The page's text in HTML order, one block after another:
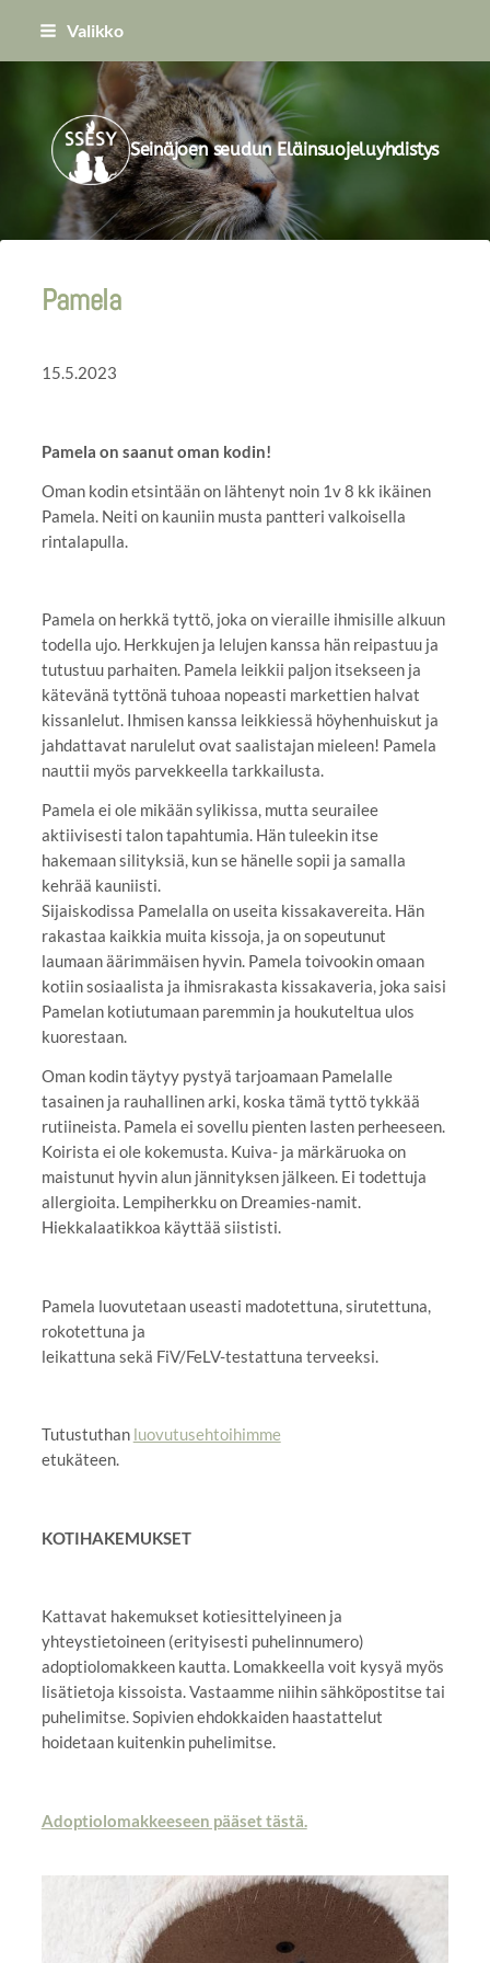
Siirry
Valikko
Seinäjoen seudun Eläinsuojeluyhdistys
Pamela
15.5.2023
Pamela on saanut oman kodin!
Oman kodin etsintään on lähtenyt noin 1v 8 kk ikäinen
Pamela. Neiti on kauniin musta pantteri valkoisella
rintalapulla.
Pamela on herkkä tyttö, joka on vieraille ihmisille alkuun
todella ujo. Herkkujen ja lelujen kanssa hän reipastuu ja
tutustuu parhaiten. Pamela leikkii paljon itsekseen ja
kätevänä tyttönä tuhoaa nopeasti markettien halvat
kissanlelut. Ihmisen kanssa leikkiessä höyhenhuiskut ja
jahdattavat narulelut ovat saalistajan mieleen! Pamela
nauttii myös parvekkeella tarkkailusta.
Pamela ei ole mikään sylikissa, mutta seurailee
aktiivisesti talon tapahtumia. Hän tuleekin itse
hakemaan silityksiä, kun se hänelle sopii ja samalla
kehrää kauniisti.
Sijaiskodissa Pamelalla on useita kissakavereita. Hän
rakastaa kaikkia muita kissoja, ja on sopeutunut
laumaan äärimmäisen hyvin. Pamela toivookin omaan
kotiin sosiaalista ja ihmisrakasta kissakaveria, joka saisi
Pamelan kotiutumaan paremmin ja houkuteltua ulos
kuorestaan.
Oman kodin täytyy pystyä tarjoamaan Pamelalle
tasainen ja rauhallinen arki, koska tämä tyttö tykkää
rutiineista. Pamela ei sovellu pienten lasten perheeseen.
Koirista ei ole kokemusta. Kuiva- ja märkäruoka on
maistunut hyvin alun jännityksen jälkeen. Ei todettuja
allergioita. Lempiherkku on Dreamies-namit.
Hiekkalaatikkoa käyttää siististi.
Pamela luovutetaan useasti madotettuna, sirutettuna,
rokotettuna ja
leikattuna sekä FiV/FeLV-testattuna terveeksi.
Tutustuthan luovutusehtoihimme
etukäteen.
KOTIHAKEMUKSET
Kattavat hakemukset kotiesittelyineen ja
yhteystietoineen (erityisesti puhelinnumero)
adoptiolomakkeen kautta. Lomakkeella voit kysyä myös
lisätietoja kissoista. Vastaamme niihin sähköpostitse tai
puhelimitse. Sopivien ehdokkaiden haastattelut
hoidetaan kuitenkin puhelimitse.
Adoptiolomakkeeseen pääset tästä.